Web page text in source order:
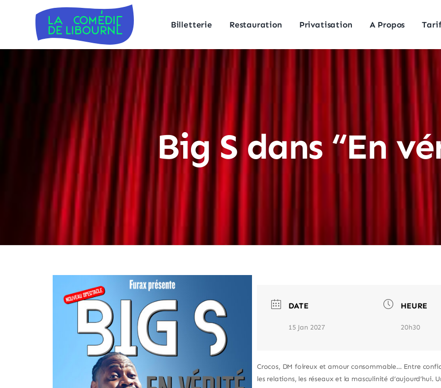
Billetterie Restauration Privatisation A Propos
Big S dans “En
DATE
15 Jan 2027
HEURE
20h30
Crocos, DM foireux et amour consommable… Entre
les relations, les réseaux et la masculinité